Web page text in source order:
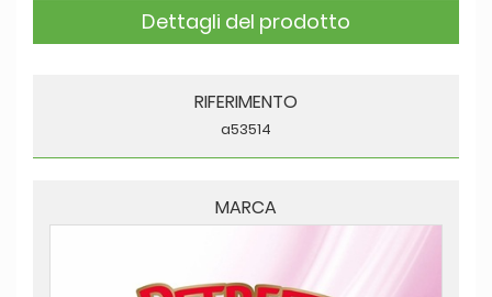
Dettagli del prodotto
RIFERIMENTO
a53514
MARCA